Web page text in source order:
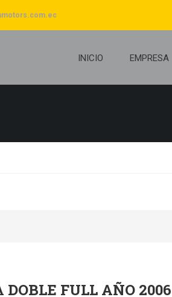
INICIO EMPRESA
FULL AÑO 2006